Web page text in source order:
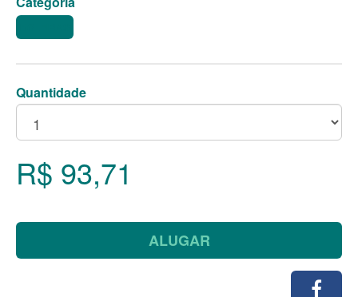
Quantidade
R$ 93,71
ALUGAR